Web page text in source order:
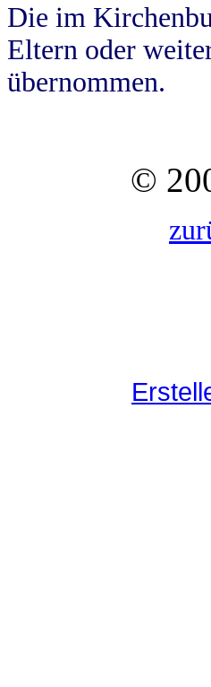
Die im
Eltern oder
übernommen.
©